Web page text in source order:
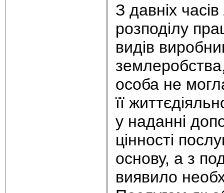
З давніх
розподілу
видів
особа не
її
у наданні
цінності
основу, а з
виявило